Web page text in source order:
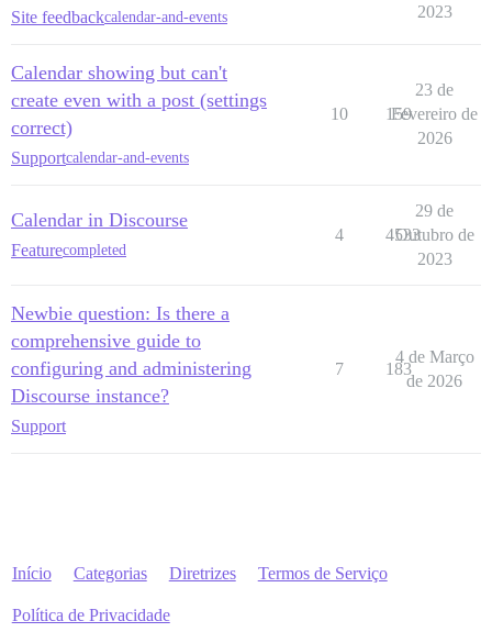
Site feedbackcalendar-and-events
2023
Calendar showing but can't
create even with a post (settings
correct)
Supportcalendar-and-events
10 159
23 de
Fevereiro de
2026
Calendar in Discourse
Featurecompleted
4 4533
29 de
Outubro de
2023
Newbie question: Is there a
comprehensive guide to
configuring and administering
Discourse instance?
Support
7 183
4 de Março
de 2026
Início Categorias Diretrizes Termos de Serviço
Política de Privacidade